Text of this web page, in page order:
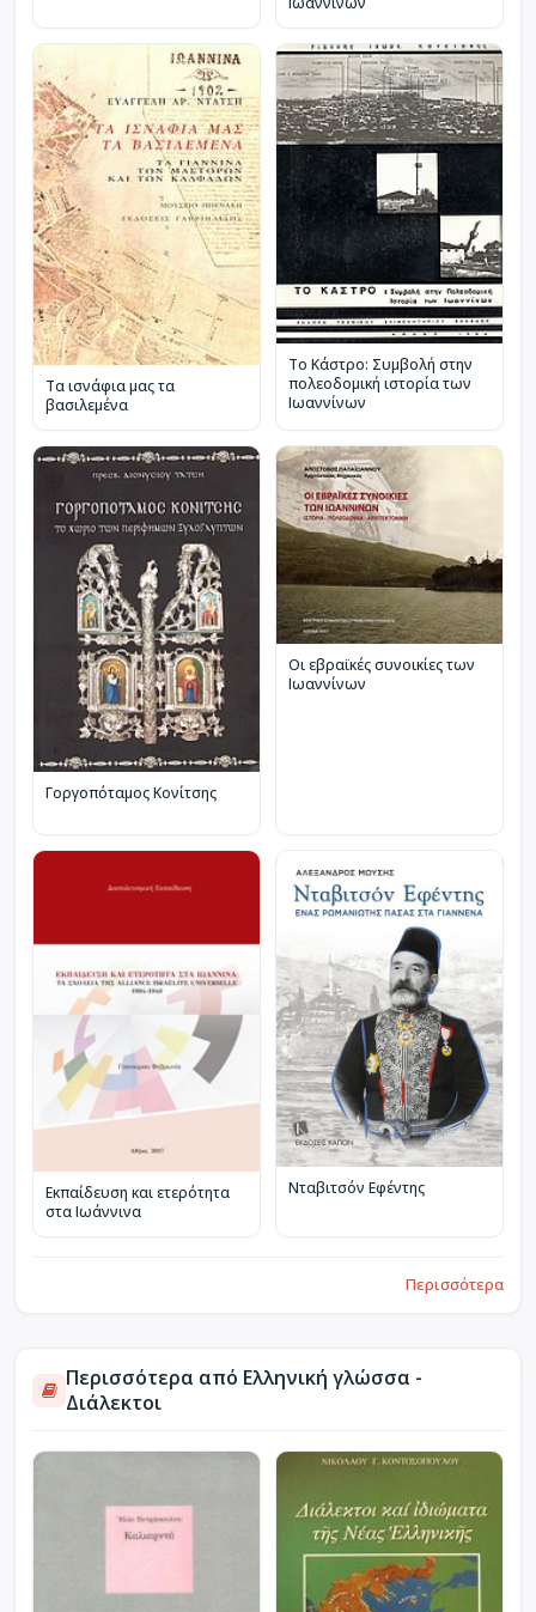
Τα ισνάφια μας τα
βασιλεμένα
Το Κάστρο: Συμβολή στην
πολεοδομική ιστορία των
Ιωαννίνων
Γοργοπόταμος Κονίτσης
Οι εβραϊκές συνοικίες των
Ιωαννίνων
Εκπαίδευση και ετερότητα
στα Ιωάννινα
Νταβιτσόν Εφέντης
Περισσότερα
Περισσότερα από Ελληνική γλώσσα -
Διάλεκτοι